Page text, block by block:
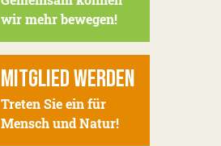
wir mehr bewegen!
MITGLIED WERDEN
Treten Sie ein für
Mensch und Natur!